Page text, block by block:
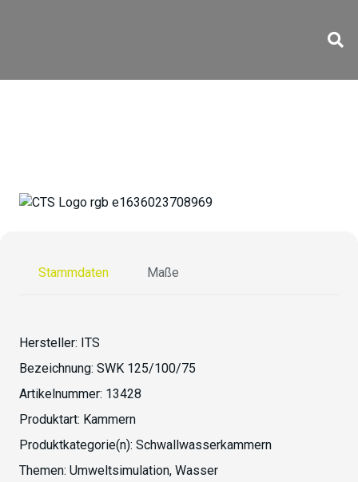
Stammdaten Maße
Hersteller: ITS
Bezeichnung: SWK 125/100/75
Artikelnummer: 13428
Produktart: Kammern
Produktkategorie(n): Schwallwasserkammern
Themen: Umweltsimulation, Wasser